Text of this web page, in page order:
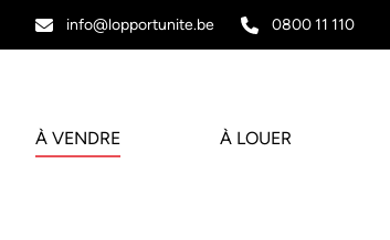
info@lopportunite.be 0800 11 110
À VENDRE À LOUER